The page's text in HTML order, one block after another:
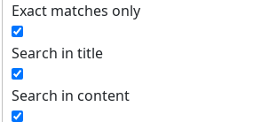
Exact matches only
Search in title
Search in content